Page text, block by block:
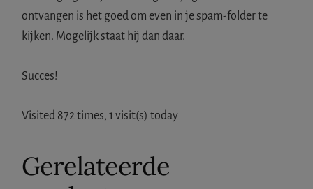
ontvangen is het goed om even in je spam-folder te
kijken. Mogelijk staat hij dan daar.
Succes!
Visited 872 times, 1 visit(s) today
Gerelateerde